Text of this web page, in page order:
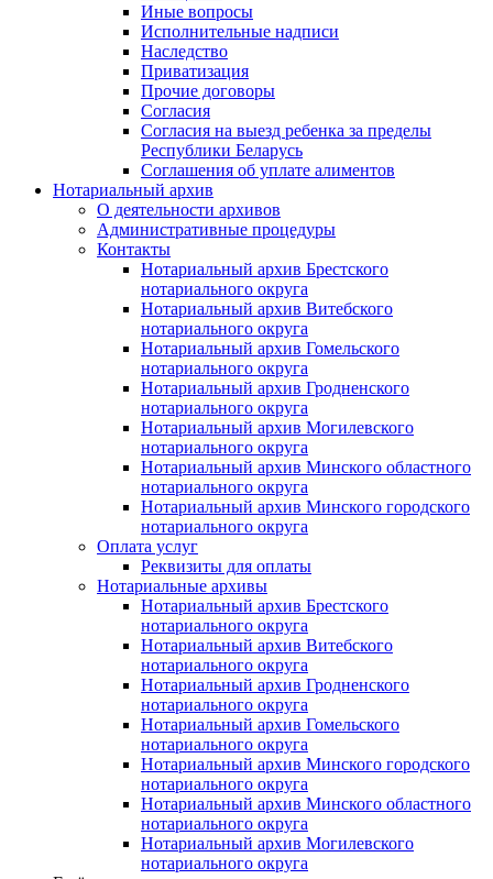
Иные вопросы
Исполнительные надписи
Наследство
Приватизация
Прочие договоры
Согласия
Согласия на выезд ребенка за пределы
Республики Беларусь
Соглашения об уплате алиментов
Нотариальный архив
О деятельности архивов
Административные процедуры
Контакты
Нотариальный архив Брестского
нотариального округа
Нотариальный архив Витебского
нотариального округа
Нотариальный архив Гомельского
нотариального округа
Нотариальный архив Гродненского
нотариального округа
Нотариальный архив Могилевского
нотариального округа
Нотариальный архив Минского областного
нотариального округа
Нотариальный архив Минского городского
нотариального округа
Оплата услуг
Реквизиты для оплаты
Нотариальные архивы
Нотариальный архив Брестского
нотариального округа
Нотариальный архив Витебского
нотариального округа
Нотариальный архив Гродненского
нотариального округа
Нотариальный архив Гомельского
нотариального округа
Нотариальный архив Минского городского
нотариального округа
Нотариальный архив Минского областного
нотариального округа
Нотариальный архив Могилевского
нотариального округа